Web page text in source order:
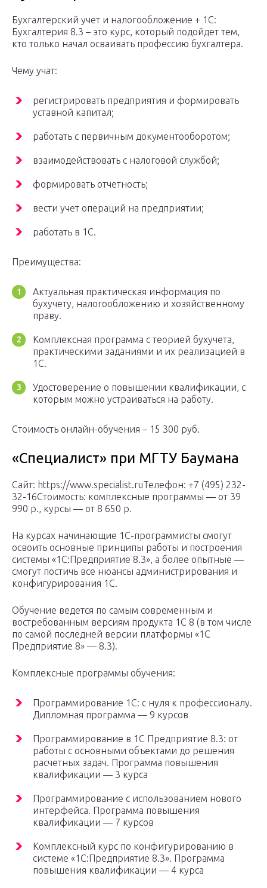
Бухгалтерский учет и налогообложение + 1С:
Бухгалтерия 8.3 – это курс, который подойдет тем,
кто только начал осваивать профессию бухгалтера.
Чему учат:
регистрировать предприятия и формировать
уставной капитал;
работать с первичным документооборотом;
взаимодействовать с налоговой службой;
формировать отчетность;
вести учет операций на предприятии;
работать в 1С.
Преимущества:
Актуальная практическая информация по
бухучету, налогообложению и хозяйственному
праву.
Комплексная программа с теорией бухучета,
практическими заданиями и их реализацией в
1С.
Удостоверение о повышении квалификации, с
которым можно устраиваться на работу.
Стоимость онлайн-обучения – 15 300 руб.
«Специалист» при МГТУ Баумана
Сайт: https://www.specialist.ruТелефон: +7 (495) 232-
32-16Стоимость: комплексные программы — от 39
990 р., курсы — от 8 650 р.
На курсах начинающие 1С-программисты смогут
освоить основные принципы работы и построения
системы «1С:Предприятие 8.3», а более опытные —
смогут постичь все нюансы администрирования и
конфигурирования 1С.
Обучение ведется по самым современным и
востребованным версиям продукта 1С 8 (в том числе
по самой последней версии платформы «1С
Предприятие 8» — 8.3).
Комплексные программы обучения:
Программирование 1С: с нуля к профессионалу.
Дипломная программа — 9 курсов
Программирование в 1С Предприятие 8.3: от
работы с основными объектами до решения
расчетных задач. Программа повышения
квалификации — 3 курса
Программирование с использованием нового
интерфейса. Программа повышения
квалификации — 7 курсов
Комплексный курс по конфигурированию в
системе «1С:Предприятие 8.3». Программа
повышения квалификации — 4 курса